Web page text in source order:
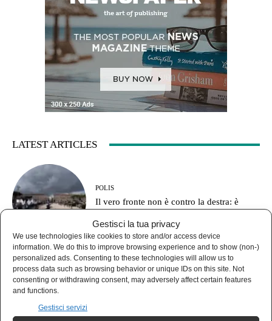
Gestisci la tua privacy
We use technologies like cookies to store and/or access device
information. We do this to improve browsing experience and to show (non-)
personalized ads. Consenting to these technologies will allow us to
process data such as browsing behavior or unique IDs on this site. Not
consenting or withdrawing consent, may adversely affect certain features
and functions.
Gestisci servizi
LATEST ARTICLES
POLIS
Il vero fronte non è contro la destra: è
contro il partito della guerra